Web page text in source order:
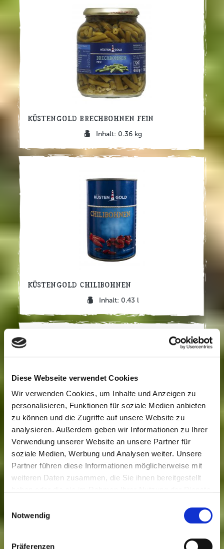
Diese Webseite verwendet Cookies
Wir verwenden Cookies, um Inhalte und Anzeigen zu
personalisieren, Funktionen für soziale Medien anbieten
zu können und die Zugriffe auf unsere Website zu
analysieren. Außerdem geben wir Informationen zu Ihrer
Verwendung unserer Website an unsere Partner für
soziale Medien, Werbung und Analysen weiter. Unsere
Partner führen diese Informationen möglicherweise mit
weiteren Daten zusammen, die Sie ihnen bereitgestellt
Cookies, wenn Sie unsere Webseite weiterhin nutzen.
Notwendig
Präferenzen
Küstengold Brechbohnen fein
Inhalt: 0.36 kg
Küstengold Chilibohnen
Inhalt: 0.43 l
Küstengold Dicke Bohnen
Inhalt: 0.22 kg